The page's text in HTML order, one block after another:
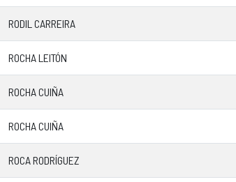
RODIL CARREIRA
ROCHA LEITÓN
ROCHA CUIÑA
ROCHA CUIÑA
ROCA RODRÍGUEZ